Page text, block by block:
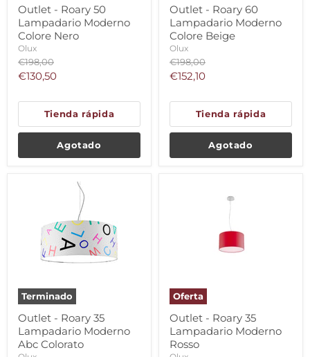
Outlet - Roary 50
Lampadario Moderno
Colore Nero
Olux
Precio
original
€198,00
Precio
€130,50
Tienda rápida
Agotado
Outlet - Roary 60
Lampadario Moderno
Colore Beige
Olux
Precio
original
€198,00
Precio
€152,10
Tienda rápida
Agotado
Terminado
Outlet - Roary 35
Lampadario Moderno
Abc Colorato
Oferta
Outlet - Roary 35
Lampadario Moderno
Rosso